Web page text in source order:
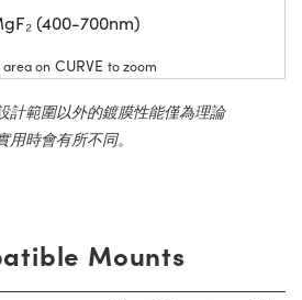
(400-700nm)
area on CURVE to zoom
計範圍以外的鍍膜性能僅為理論
用時會有所不同。
Mounts